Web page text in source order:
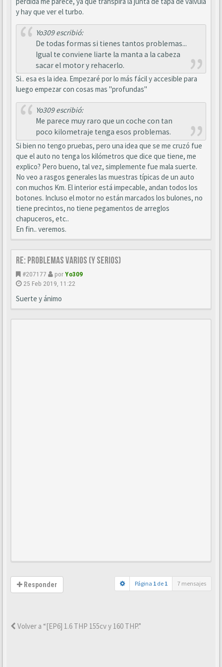
y hay que ver el turbo.
Yo309 escribió:
De todas formas si tienes tantos problemas...
Igual te conviene liarte la manta a la cabeza
sacar el motor y rehacerlo.
Si.. esa es la idea. Empezaré por lo más fácil y accesible para
luego empezar con cosas mas "profundas"
Yo309 escribió:
Me parece muy raro que un coche con tan
poco kilometraje tenga esos problemas.
Si bien no tengo pruebas, pero una idea que se me cruzó fue
que el auto no tenga los kilómetros que dice que tiene, me
explico? Pero bueno, tal vez, simplemente fue mala suerte.
No veo a rasgos generales las muestras típicas de un auto
con muchos Km. El interior está impecable, andan todos los
botones. Incluso el motor no están marcados los bulones, no
tiene precintos, no tiene pegamentos de arreglos
chapuceros, etc..
En fin.. veremos.
Re: Problemas varios (y serios)
#207177 porYo309
25 Feb 2019, 11:22
Suerte y ánimo
Responder Página 1 de 1 7 mensajes
Volver a “[EP6] 1.6 THP 155cv y 160 THP.”